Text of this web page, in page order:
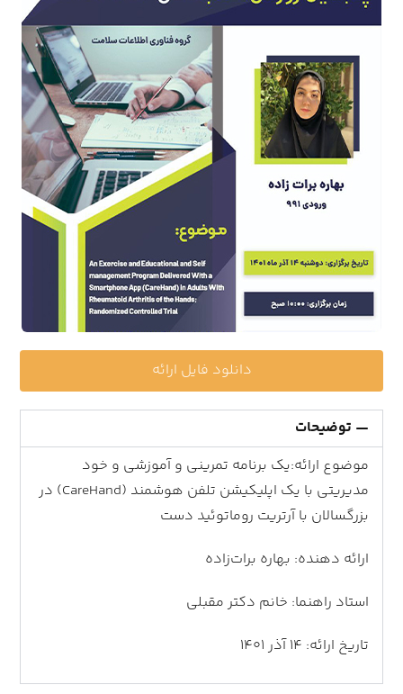
دانلود فایل ارائه
توضیحات
موضوع ارائه:یک برنامه تمرینی و آموزشی و خود
مدیریتی با یک اپلیکیشن تلفن هوشمند (CareHand) در
بزرگسالان با آرتریت روماتوئید دست
ارائه دهنده: بهاره برات‌زاده
استاد راهنما: خانم دکتر مقبلی
تاریخ ارائه: 14 آذر 1401